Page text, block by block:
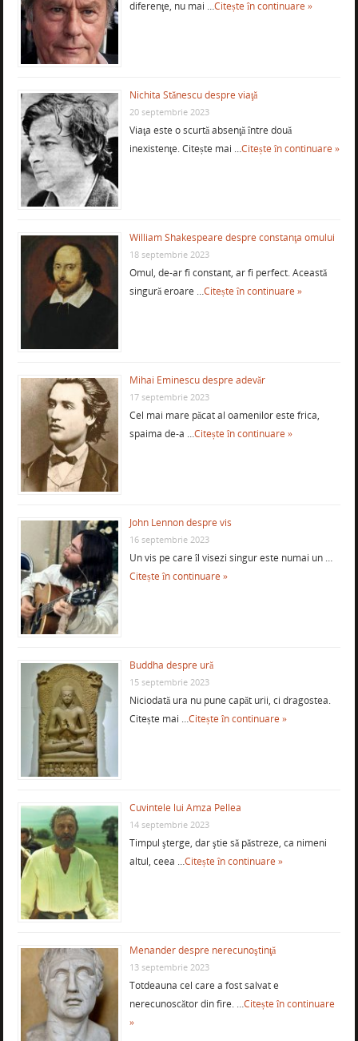
diferenţe, nu mai …Citește în continuare »
Nichita Stănescu despre viaţă
20 septembrie 2023
Viaţa este o scurtă absenţă între două
inexistenţe. Citește mai …Citește în continuare »
William Shakespeare despre constanţa omului
18 septembrie 2023
Omul, de-ar fi constant, ar fi perfect. Această
singură eroare …Citește în continuare »
Mihai Eminescu despre adevăr
17 septembrie 2023
Cel mai mare păcat al oamenilor este frica,
spaima de-a …Citește în continuare »
John Lennon despre vis
16 septembrie 2023
Un vis pe care îl visezi singur este numai un …
Citește în continuare »
Buddha despre ură
15 septembrie 2023
Niciodată ura nu pune capăt urii, ci dragostea.
Citește mai …Citește în continuare »
Cuvintele lui Amza Pellea
14 septembrie 2023
Timpul şterge, dar ştie să păstreze, ca nimeni
altul, ceea …Citește în continuare »
Menander despre nerecunoştinţă
13 septembrie 2023
Totdeauna cel care a fost salvat e
nerecunoscător din fire. …Citește în continuare
»